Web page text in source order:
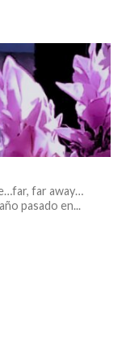
far away…
pasado en...